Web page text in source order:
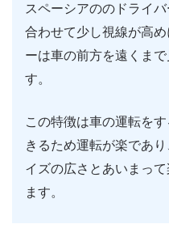
スペーシアののドライ
合わせて少し視線が高
ーは車の前方を遠くま
す。
この特徴は車の運転を
きるため運転が楽であ
イズの広さとあいまっ
ます。